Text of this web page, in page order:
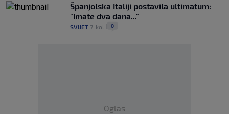
Španjolska Italiji postavila ultimatum:
"Imate dva dana..."
SVIJET 7. kol. 0
Oglas